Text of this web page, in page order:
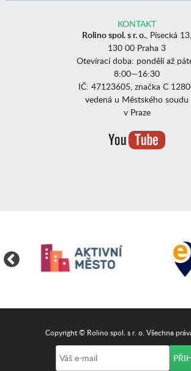
KONTAKT
Rolino spol. s r. o. , Písecká 13,
130 00 Praha 3
Otevírací doba: pondělí až
8:00—16:30
IČ: 47123605, značka C
vedená u Městského soudu
v Praze
Copyright © Rolino spol. s r. o. Všechna